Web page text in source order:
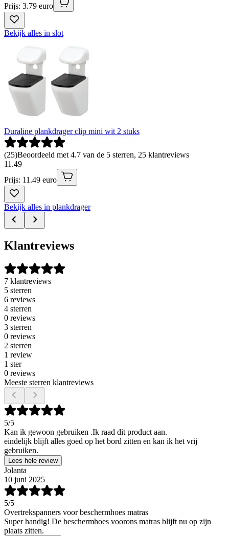
Prijs: 3.79 euro
Bekijk alles in slot
Duraline plankdrager clip mini wit 2 stuks
(25)Beoordeeld met 4.7 van de 5 sterren, 25 klantreviews
11 .49
Prijs: 11.49 euro
Bekijk alles in plankdrager
Klantreviews
7 klantreviews
5 sterren
6 reviews
4 sterren
0 reviews
3 sterren
0 reviews
2 sterren
1 review
1 ster
0 reviews
Meeste sterren klantreviews
5/5
Kan ik gewoon gebruiken .Ik raad dit product aan.
eindelijk blijft alles goed op het bord zitten en kan ik het vrij
gebruiken.
Lees hele review
Jolanta
10 juni 2025
5/5
Overtrekspanners voor beschermhoes matras
Super handig! De beschermhoes voorons matras blijft nu op zijn
plaats zitten.